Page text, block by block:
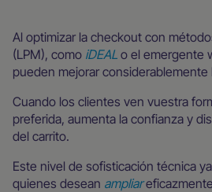
Al optimizar la checkout con
(LPM), como iDEAL o el emergente
pueden mejorar considerablemente
Cuando los clientes ven vuestra
preferida, aumenta la confianza y
del carrito.
Este nivel de sofisticación técnica
quienes desean ampliareficazmente